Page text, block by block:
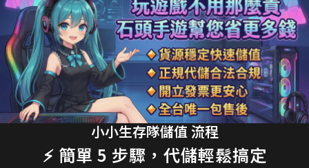
20分鐘前 T**y_L 購買了 2990元 節日禮包 交易成功
22分鐘前 蔡**文 購買了 33元 銅板禮包 交易成功
25分鐘前 H**nry 購買了 490元 特惠禮包 交易成功
28分鐘前 黃**傑 購買了 1690元 禮包 交易成功
30分鐘前 Ap**le 購買了 990元 月卡 交易成功
35分鐘前 楊**婷 購買了 3290元 禮包 交易成功
小小生存隊儲值 流程
⚡ 簡單 5 步驟，代儲輕鬆搞定